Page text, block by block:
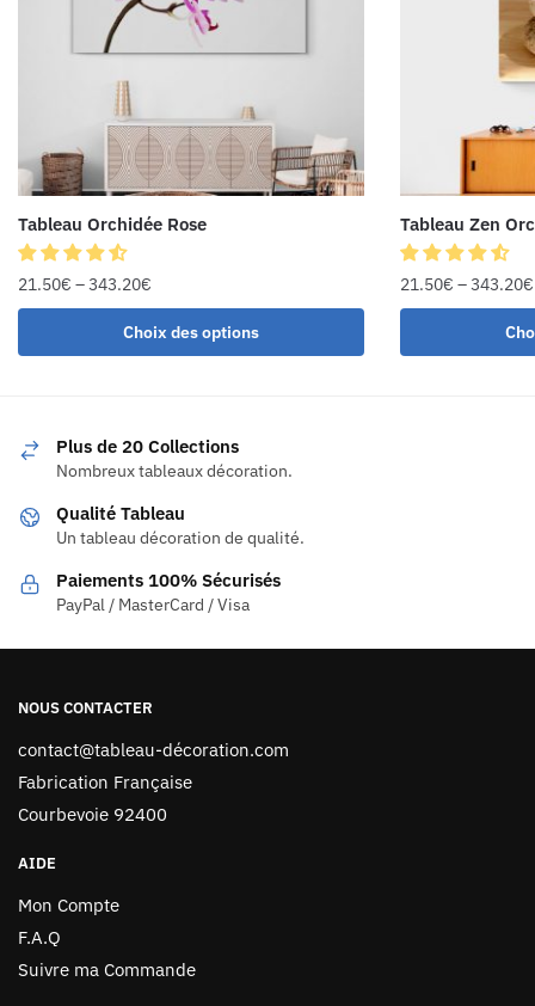
Tableau Orchidée Rose
21.50€ –343.20€
Choix des options
Tableau Zen
21.50€ –343.20€
Plus de 20 Collections
Nombreux tableaux décoration.
Qualité Tableau
Un tableau décoration de qualité.
Paiements 100% Sécurisés
PayPal / MasterCard / Visa
NOUS CONTACTER
contact@tableau-décoration.com
Fabrication Française
Courbevoie 92400
AIDE
Mon Compte
F.A.Q
Suivre ma Commande